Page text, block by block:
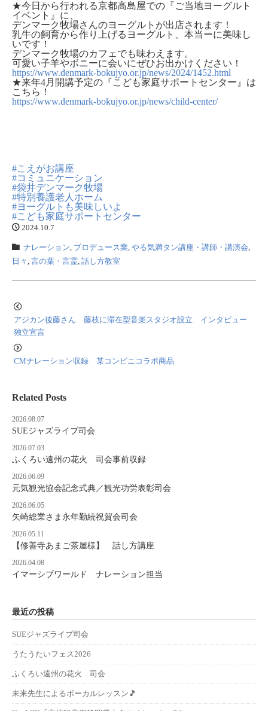
★今日から行われる京都高島屋での『ご当地ヨーグルト
イベント』に、
デンマーク牧場さんのヨーグルトが出店されます！
乳牛の飼育から作り上げるヨーグルト、本当ーに美味し
いです！
デンマーク牧場のカフェでも味わえます。
可愛い子羊やボニーに会いにぜひお出かけください！
https://www.denmark-bokujyo.or.jp/news/2024/1452.html
★来年4月開講予定の『こども家庭サポートセンター』は
こちら！
https://www.denmark-bokujyo.or.jp/news/child-center/
#こえがお講座
#コミュニケーション
#袋井デンマーク牧場
#特別養護老人ホーム
#ヨーグルトも美味しいよ
#こども家庭サポートセンター
2024.10.7
ナレーション, プロデュース業, やる気満タン講座・講師・講演会,
日々 , 言の葉・言霊, 話し方教室
アジカン後藤さん 藤枝に滞在型音楽スタジオ設立 インタビュー
独立宣言
CMナレーション収録 某コンビニコラボ商品
Related Posts
2026.08.07
SUEジャズライブ司会
2026.07.03
ふくろい遠州の花火 司会事前収録
2026.06.09
元気観光協会記念式典／観光功労表彰司会
2026.06.05
矢崎総業さま永年勤続祝賀会司会
2026.05.11
【修善寺あまご茶屋様】 話し方講座
2026.04.08
イマーシブワールド ナレーション担当
最近の投稿
SUEジャズライブ司会
うたうたいフェス2026
ふくろい遠州の花火 司会
未来先生によるボーカルレッスン🎵